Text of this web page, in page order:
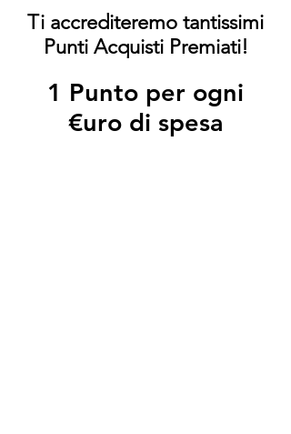
Ti accrediteremo tantissimi
Punti Acquisti Premiati!
1 Punto per ogni
€uro di spesa